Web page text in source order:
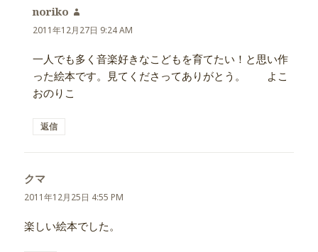
noriko
り:
2011年12月27日 9:24 AM
一人でも多く音楽好きなこどもを育てたい！と思い作
った絵本です。見てくださってありがとう。 よこ
おのりこ
返信
クマ
り:
2011年12月25日 4:55 PM
楽しい絵本でした。